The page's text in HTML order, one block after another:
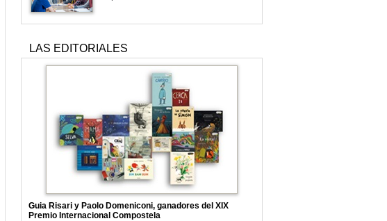
LAS EDITORIALES
Guia Risari y Paolo Domeniconi, ganadores del XIX
Premio Internacional Compostela